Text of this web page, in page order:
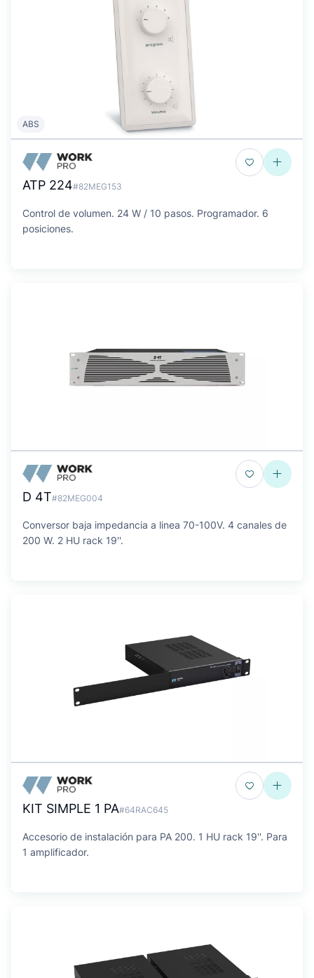
ABS
ATP 224#82MEG153
Control de volumen. 24 W / 10 pasos. Programador. 6
posiciones.
D 4T#82MEG004
Conversor baja impedancia a linea 70-100V. 4 canales de
200 W. 2 HU rack 19''.
KIT SIMPLE 1 PA#64RAC645
Accesorio de instalación para PA 200. 1 HU rack 19''. Para
1 amplificador.